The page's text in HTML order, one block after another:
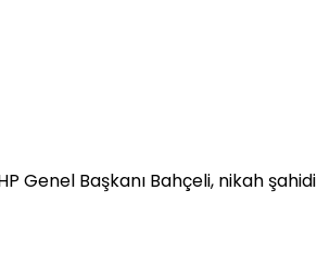
Genel Başkanı Bahçeli, nikah şahidi